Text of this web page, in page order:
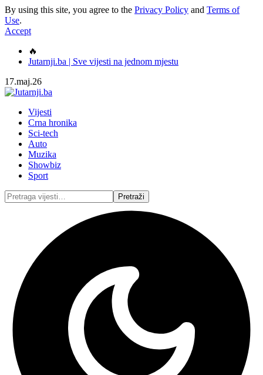
By using this site, you agree to the Privacy Policy and Terms of
Use.
Accept
🔥
Jutarnji.ba | Sve vijesti na jednom mjestu
17.maj.26
Vijesti
Crna hronika
Sci-tech
Auto
Muzika
Showbiz
Sport